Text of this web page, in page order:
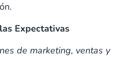
Expectativas
de marketing, ventas y